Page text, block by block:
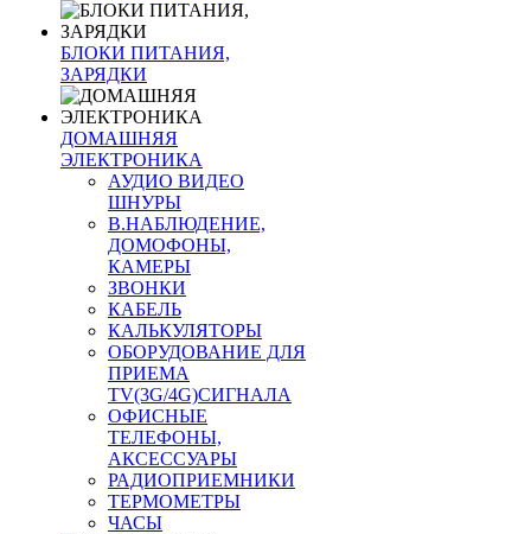
БЛОКИ ПИТАНИЯ,
ЗАРЯДКИ
ДОМАШНЯЯ
ЭЛЕКТРОНИКА
АУДИО ВИДЕО
ШНУРЫ
В.НАБЛЮДЕНИЕ,
ДОМОФОНЫ,
КАМЕРЫ
ЗВОНКИ
КАБЕЛЬ
КАЛЬКУЛЯТОРЫ
ОБОРУДОВАНИЕ ДЛЯ
ПРИЕМА
TV(3G/4G)СИГНАЛА
ОФИСНЫЕ
ТЕЛЕФОНЫ,
АКСЕССУАРЫ
РАДИОПРИЕМНИКИ
ТЕРМОМЕТРЫ
ЧАСЫ